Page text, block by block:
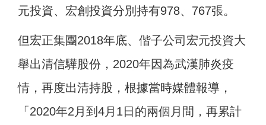
元投資、宏創投資分別持有978、767張。
但宏正集團2018年底、偕子公司宏元投資大
舉出清信驊股份，2020年因為武漢肺炎疫
情，再度出清持股，根據當時媒體報導，
「2020年2月到4月1日的兩個月間，再累計